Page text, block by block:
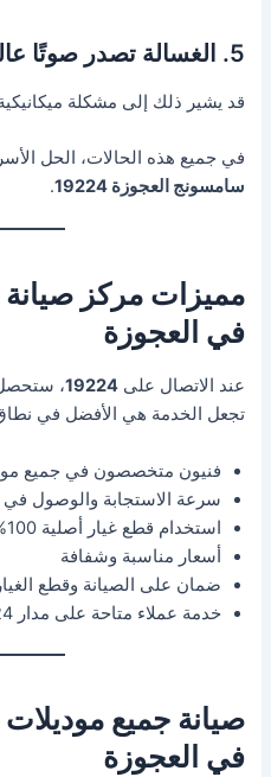
5. الغسالة تصدر صوتًا عاليًا
قد يشير ذلك إلى مشكلة
في جميع هذه الحالات، الحل
سامسونج العجوزة 19224
.
مميزات مركز
في العجوزة
عند الاتصال على19224، ستحصل
تجعل الخدمة هي الأفضل في
فنيون متخصصون في جميع
سرعة الاستجابة والوصول
استخدام قطع غيار أصلية 100%
أسعار مناسبة وشفافة
ضمان على الصيانة وقطع الغيار
خدمة عملاء متاحة على مدار 24 ساعة
صيانة جميع
في العجوزة